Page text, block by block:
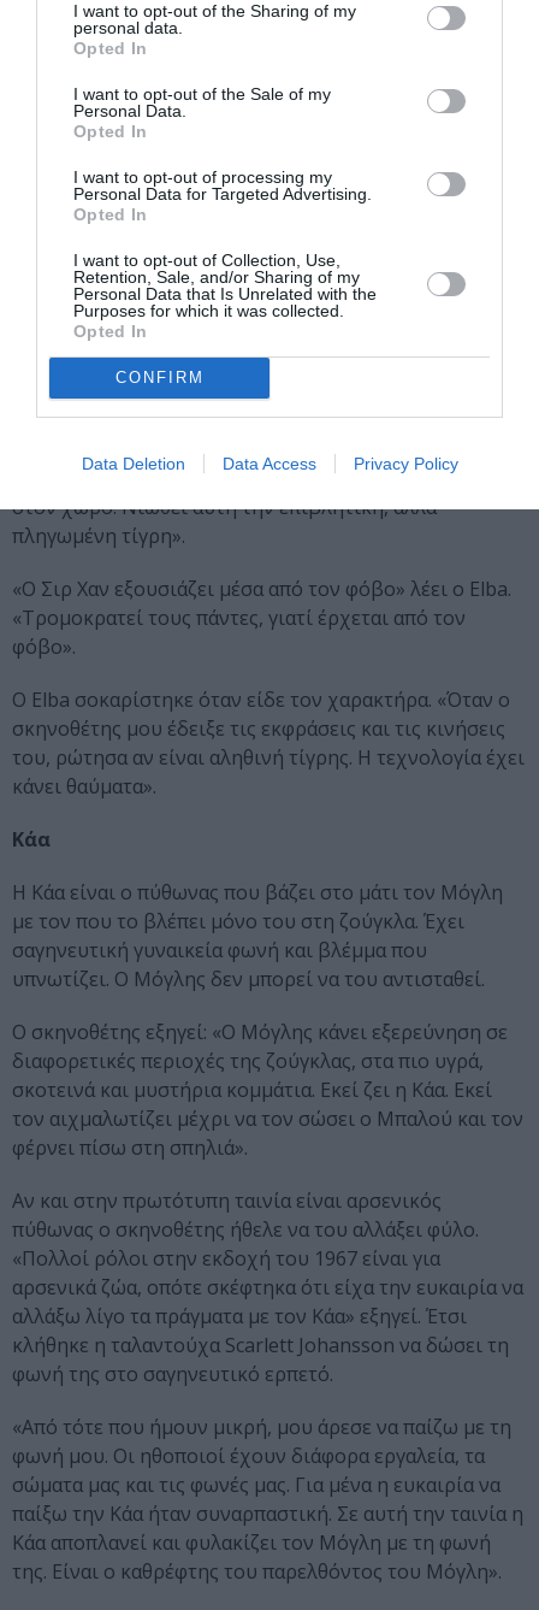
I want to opt-out of the Sharing of my
personal data.
Opted In
I want to opt-out of the Sale of my
Personal Data.
Opted In
I want to opt-out of processing my
Personal Data for Targeted Advertising.
Opted In
I want to opt-out of Collection, Use,
Retention, Sale, and/or Sharing of my
Personal Data that Is Unrelated with the
Purposes for which it was collected.
Opted In
CONFIRM
Data Deletion Data Access Privacy Policy
Σιρ Χαν (η φωνή του Idris Elba)
του Ανθρώπου, οι οποίες θρέφουν το μίσος του για το
ανθρώπινο είδος. Η τρομερή τίγρη δεν κρύβει τα
αισθήματά της για τον Μόγλη και την παρουσία του στη
ζούγκλα. Η αποστολή του Σιρ Χαν είναι να διασφαλίσει
ότι ο Μόγλης –και η φωτιά που χειρίζεται ο Άνθρωπος-
δεν θα αποτελέσουν απειλή στο μέλλον. Κατά βάθος, ο
Σιρ Χαν θέλει να εκδικηθεί τον Άνθρωπο, και ο Μόγλης
θα πληρώσει το τίμημα.
Ο βραβευμένος με Χρυσή Σφαίρα Idris Elba δίνει τη
φωνή του σε αυτή την τίγρη. «Ο Idris έχει τεράστιο
αντίκτυπο σαν παρουσία στον χώρο, το οποίο φαίνεται
στη φωνή του» λέει ο σκηνοθέτης. «Έχει βαρύτητα και
στιβαρή εμφάνιση, ένα βαθύ ηχόχρωμα που αντηχεί
στον χώρο. Νιώθει αυτή την επιβλητική, αλλά
πληγωμένη τίγρη».
«Ο Σιρ Χαν εξουσιάζει μέσα από τον φόβο» λέει ο Elba.
«Τρομοκρατεί τους πάντες, γιατί έρχεται από τον
φόβο».
Ο Elba σοκαρίστηκε όταν είδε τον χαρακτήρα. «Όταν ο
σκηνοθέτης μου έδειξε τις εκφράσεις και τις κινήσεις
του, ρώτησα αν είναι αληθινή τίγρης. Η τεχνολογία έχει
κάνει θαύματα».
Κάα
Η Κάα είναι ο πύθωνας που βάζει στο μάτι τον Μόγλη
με τον που το βλέπει μόνο του στη ζούγκλα. Έχει
σαγηνευτική γυναικεία φωνή και βλέμμα που
υπνωτίζει. Ο Μόγλης δεν μπορεί να του αντισταθεί.
Ο σκηνοθέτης εξηγεί: «Ο Μόγλης κάνει εξερεύνηση σε
διαφορετικές περιοχές της ζούγκλας, στα πιο υγρά,
σκοτεινά και μυστήρια κομμάτια. Εκεί ζει η Κάα. Εκεί
τον αιχμαλωτίζει μέχρι να τον σώσει ο Μπαλού και τον
φέρνει πίσω στη σπηλιά».
Αν και στην πρωτότυπη ταινία είναι αρσενικός
πύθωνας ο σκηνοθέτης ήθελε να του αλλάξει φύλο.
«Πολλοί ρόλοι στην εκδοχή του 1967 είναι για
αρσενικά ζώα, οπότε σκέφτηκα ότι είχα την ευκαιρία να
αλλάξω λίγο τα πράγματα με τον Κάα» εξηγεί. Έτσι
κλήθηκε η ταλαντούχα Scarlett Johansson να δώσει τη
φωνή της στο σαγηνευτικό ερπετό.
«Από τότε που ήμουν μικρή, μου άρεσε να παίζω με τη
φωνή μου. Οι ηθοποιοί έχουν διάφορα εργαλεία, τα
σώματα μας και τις φωνές μας. Για μένα η ευκαιρία να
παίξω την Κάα ήταν συναρπαστική. Σε αυτή την ταινία η
Κάα αποπλανεί και φυλακίζει τον Μόγλη με τη φωνή
της. Είναι ο καθρέφτης του παρελθόντος του Μόγλη».